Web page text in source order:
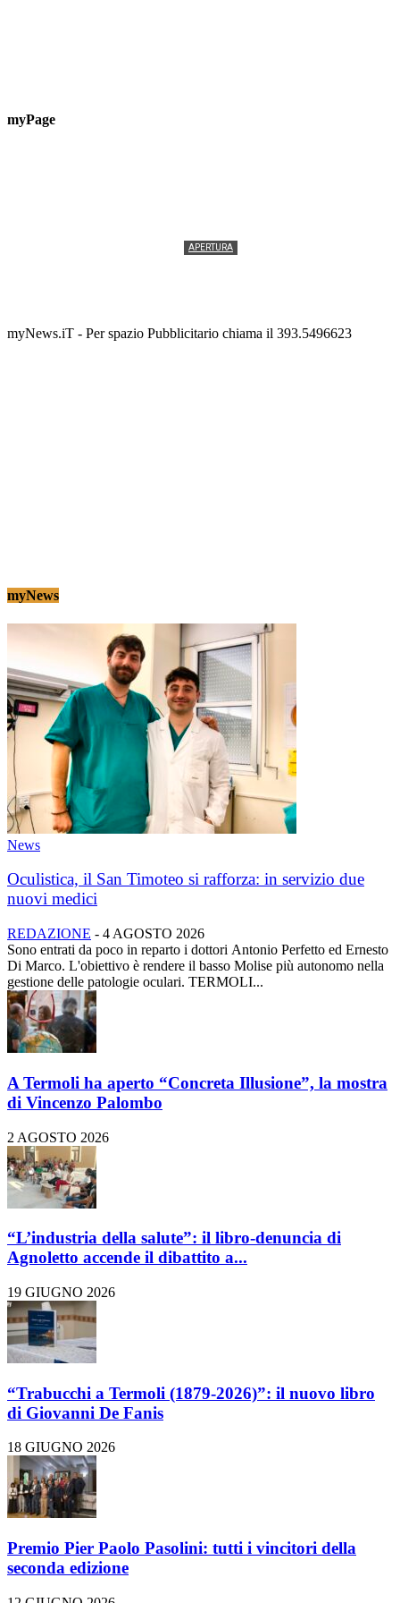
myPage
APERTURA
myNews.iT - Per spazio Pubblicitario chiama il 393.5496623
myNews
News
Oculistica, il San Timoteo si rafforza: in servizio due
nuovi medici
REDAZIONE - 4 AGOSTO 2026
Sono entrati da poco in reparto i dottori Antonio Perfetto ed Ernesto
Di Marco. L'obiettivo è rendere il basso Molise più autonomo nella
gestione delle patologie oculari. TERMOLI...
A Termoli ha aperto “Concreta Illusione”, la mostra
di Vincenzo Palombo
2 AGOSTO 2026
“L’industria della salute”: il libro-denuncia di
Agnoletto accende il dibattito a...
19 GIUGNO 2026
“Trabucchi a Termoli (1879-2026)”: il nuovo libro
di Giovanni De Fanis
18 GIUGNO 2026
Premio Pier Paolo Pasolini: tutti i vincitori della
seconda edizione